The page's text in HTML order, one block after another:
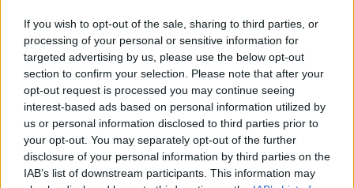
If you wish to opt-out of the sale, sharing to third parties, or
processing of your personal or sensitive information for
targeted advertising by us, please use the below opt-out
section to confirm your selection. Please note that after your
opt-out request is processed you may continue seeing
interest-based ads based on personal information utilized by
us or personal information disclosed to third parties prior to
your opt-out. You may separately opt-out of the further
disclosure of your personal information by third parties on the
IAB’s list of downstream participants. This information may
A Nemzetközi Atomenergia-ügynökség (NAÜ) szombaton
közölte, hogy az iráni Nukleáris Szabályozó Hatóság
tájékoztatása szerint nem történt változás az Iszfahán
környéki sugárzási szintekben, miután pénteken izraeli erők
csapást mértek a térségben található nukleáris
létesítményekre. A NAÜ korábban arról számolt be, hogy
négy kritikus épület sérült meg...